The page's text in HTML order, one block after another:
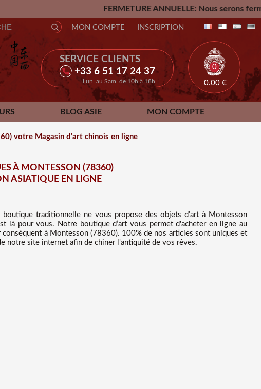
FERMETURE ANNUELLE: Nous serons fermés du
SERVICE CLIENTS
+33 6 51 17 24 37
Lun. au Sam. de 10h à 18h
MON COMPTE INSCRIPTION
0
0.00 €
BLOG ASIE MON COMPTE
votre Magasin d’art chinois en ligne
À MONTESSON (78360)
ASIATIQUE EN LIGNE
boutique traditionnelle ne vous propose des objets d’art à Montesson
là pour vous. Notre boutique d’art vous permet d'acheter en ligne au
à Montesson (78360). 100% de nos articles sont uniques et
notre site internet afin de chiner l'antiquité de vos rêves.